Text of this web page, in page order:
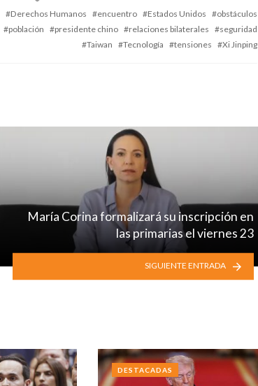
Derechos Humanos
encuentro Estados Unidos
obstáculos
población
presidente chino relaciones bilaterales
seguridad
Taiwan
Tecnología tensiones Xi Jinping
María Corina formalizará su inscripción en
las primarias el viernes 23
SIGUIENTE ENTRADA
DESTACADAS